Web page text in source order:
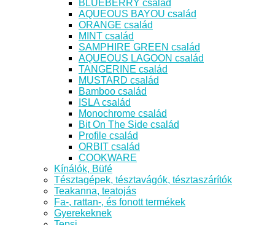
BLUEBERRY család
AQUEOUS BAYOU család
ORANGE család
MINT család
SAMPHIRE GREEN család
AQUEOUS LAGOON család
TANGERINE család
MUSTARD család
Bamboo család
ISLA család
Monochrome család
Bit On The Side család
Profile család
ORBIT család
COOKWARE
Kínálók, Büfé
Tésztagépek, tésztavágók, tésztaszárítók
Teakanna, teatojás
Fa-, rattan-, és fonott termékek
Gyerekeknek